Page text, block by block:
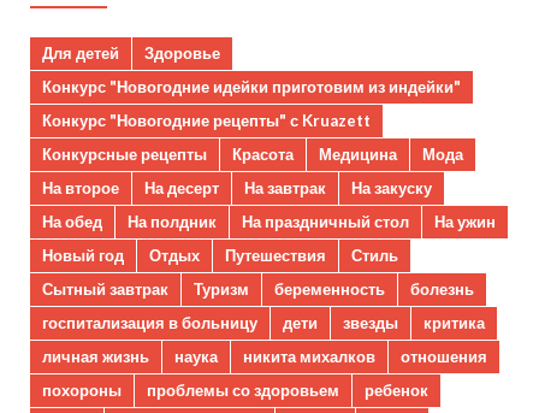
Для детей
Здоровье
Конкурс "Новогодние идейки приготовим из индейки"
Конкурс "Новогодние рецепты" с Kruazett
Конкурсные рецепты
Красота Медицина
Мода
На второе
На десерт На завтрак
На закуску
На обед
На полдник На праздничный стол
На ужин
Новый год
Отдых Путешествия
Стиль
Сытный завтрак
Туризм беременность
болезнь
госпитализация в больницу
дети звезды
критика
личная жизнь
наука никита михалков
отношения
похороны
проблемы со здоровьем
ребенок